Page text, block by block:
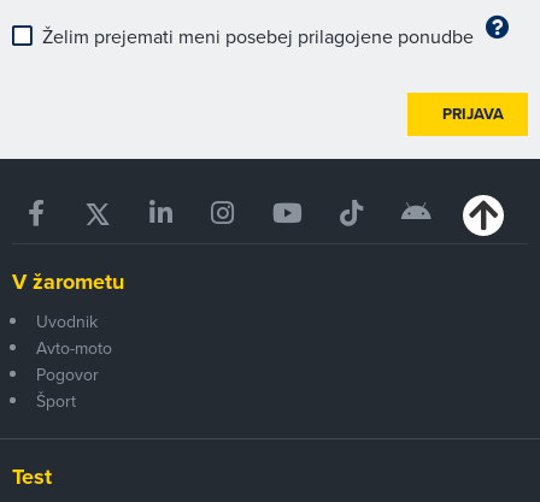
Želim prejemati meni posebej prilagojene ponudbe
PRIJAVA
V žarometu
Uvodnik
Avto-moto
Pogovor
Šport
Test